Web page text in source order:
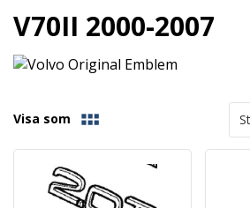
V70II 2000-2007
Visa som